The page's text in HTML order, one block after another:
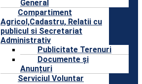
General
Compartiment
Agricol,Cadastru, Relatii cu
publicul si Secretariat
Administrativ
Publicitate Terenuri
Documente și
Anunțuri
Serviciul Voluntar